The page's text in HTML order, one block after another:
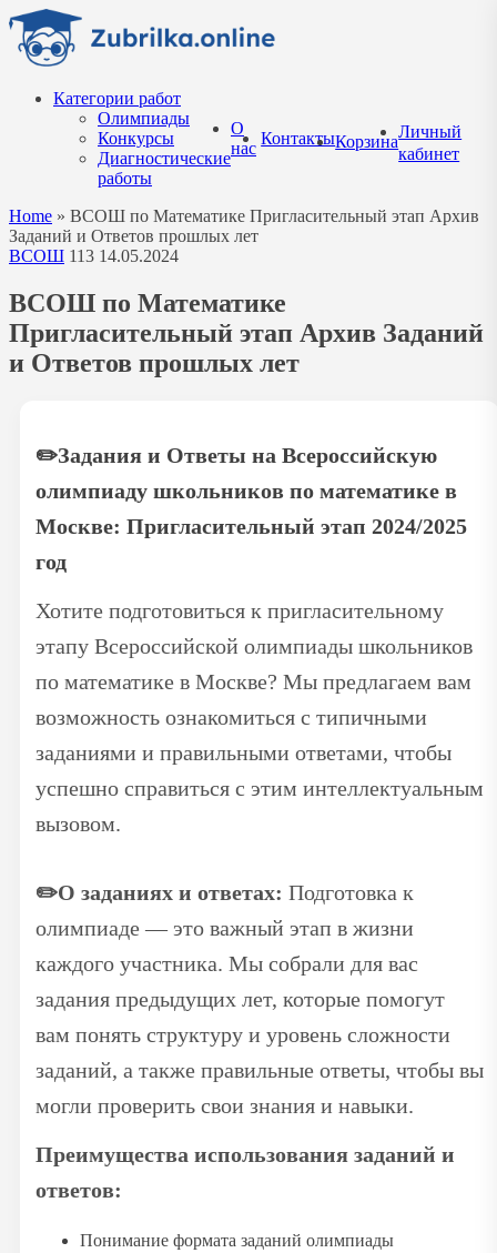
Перейти
содержанию
Категории работ
Олимпиады
Конкурсы
Диагностические
работы
О
нас
КонтактыКорзина
Личный
кабинет
Home » ВСОШ по Математике Пригласительный этап Архив
Заданий и Ответов прошлых лет
ВСОШ 113 14.05.2024
ВСОШ по Математике
Пригласительный этап Архив Заданий
и Ответов прошлых лет
✏️Задания и Ответы на Всероссийскую
олимпиаду школьников по математике в
Москве: Пригласительный этап 2024/2025
год
Хотите подготовиться к пригласительному
этапу Всероссийской олимпиады школьников
по математике в Москве? Мы предлагаем вам
возможность ознакомиться с типичными
заданиями и правильными ответами, чтобы
успешно справиться с этим интеллектуальным
вызовом.
✏️О заданиях и ответах: Подготовка к
олимпиаде — это важный этап в жизни
каждого участника. Мы собрали для вас
задания предыдущих лет, которые помогут
вам понять структуру и уровень сложности
заданий, а также правильные ответы, чтобы вы
могли проверить свои знания и навыки.
Преимущества использования заданий и
ответов:
Понимание формата заданий олимпиады